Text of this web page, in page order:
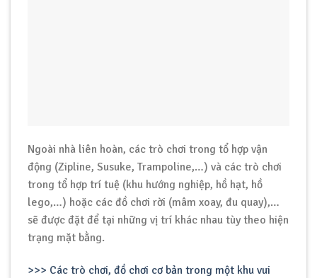
Ngoài nhà liên hoàn, các trò chơi trong tổ hợp vận
động (Zipline, Susuke, Trampoline,…) và các trò chơi
trong tổ hợp trí tuệ (khu hướng nghiệp, hồ hạt, hồ
lego,…) hoặc các đồ chơi rời (mâm xoay, đu quay),…
sẽ được đặt để tại những vị trí khác nhau tùy theo hiện
trạng mặt bằng.
>>> Các trò chơi, đồ chơi cơ bản trong một khu vui